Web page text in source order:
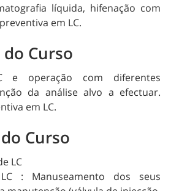
líquida, hifenação com
em LC.
Curso
e operação com diferentes
da análise alvo a efectuar.
em LC.
Curso
LC
: Manuseamento dos seus